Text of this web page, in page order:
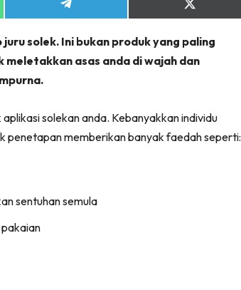
Share
on
Share
on
(Twitter)
solek. Ini bukan produk yang paling
asas anda di wajah dan
solekan anda. Kebanyakkan individu
penetapan memberikan banyak faedah seperti:
sentuhan semula